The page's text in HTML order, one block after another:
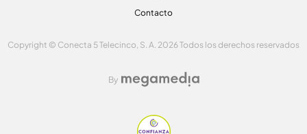
Contacto
Copyright © Conecta 5 Telecinco, S. A. 2026 Todos los derechos reservados
By